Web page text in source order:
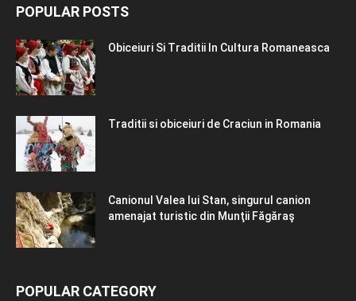
POPULAR POSTS
Obiceiuri Si Traditii In Cultura Romaneasca
Traditii si obiceiuri de Craciun in Romania
Canionul Valea lui Stan, singurul canion
amenajat turistic din Munţii Făgăraş
POPULAR CATEGORY